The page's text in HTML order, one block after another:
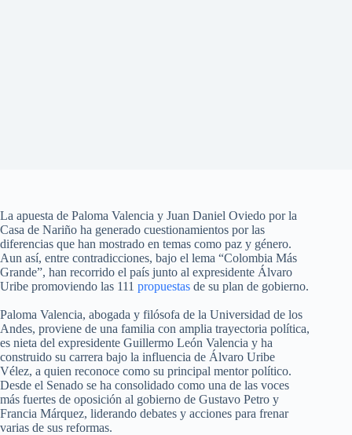
La apuesta de Paloma Valencia y Juan Daniel Oviedo por la
Casa de Nariño ha generado cuestionamientos por las
diferencias que han mostrado en temas como paz y género.
Aun así, entre contradicciones, bajo el lema “Colombia Más
Grande”, han recorrido el país junto al expresidente Álvaro
Uribe promoviendo las 111 propuestas de su plan de gobierno.
Paloma Valencia, abogada y filósofa de la Universidad de los
Andes, proviene de una familia con amplia trayectoria política,
es nieta del expresidente Guillermo León Valencia y ha
construido su carrera bajo la influencia de Álvaro Uribe
Vélez, a quien reconoce como su principal mentor político.
Desde el Senado se ha consolidado como una de las voces
más fuertes de oposición al gobierno de Gustavo Petro y
Francia Márquez, liderando debates y acciones para frenar
varias de sus reformas.